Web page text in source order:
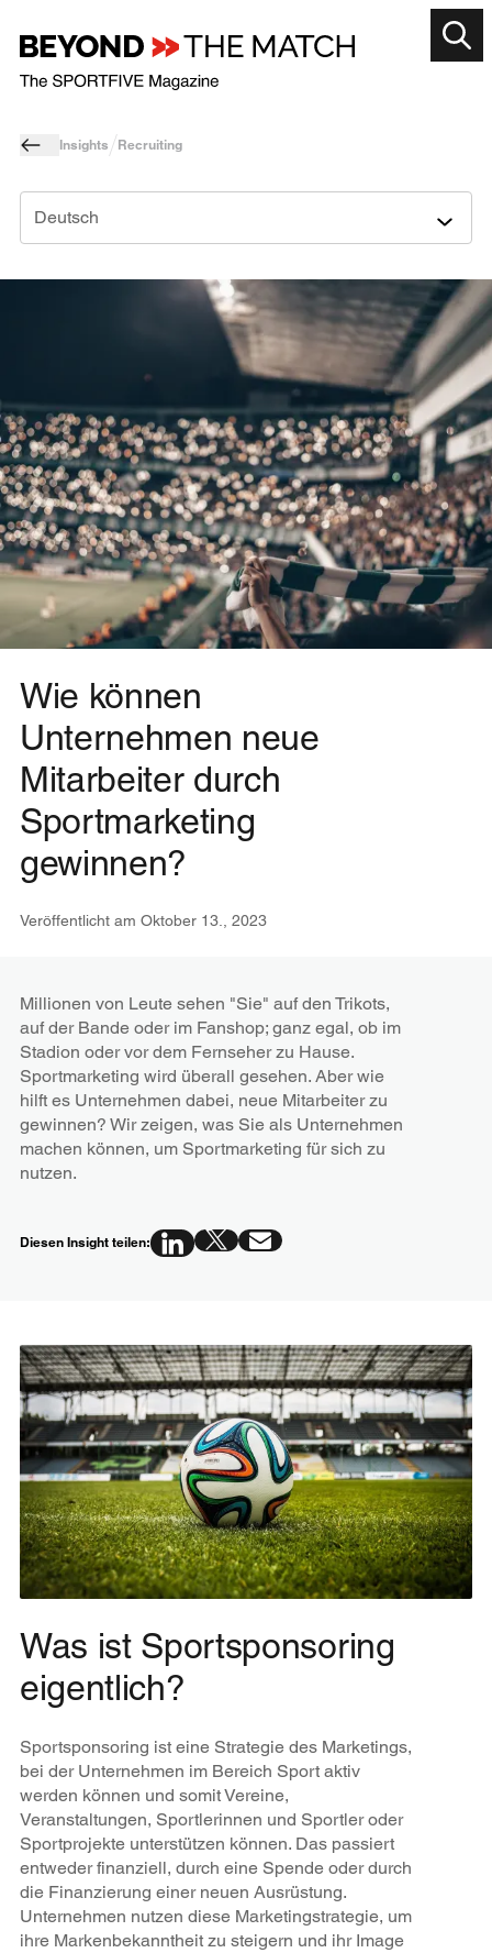
Insights Recruiting
Deutsch
Wie können
Unternehmen neue
Mitarbeiter durch
Sportmarketing
gewinnen?
Veröffentlicht am Oktober 13., 2023
Millionen von Leute sehen "Sie" auf den Trikots,
auf der Bande oder im Fanshop; ganz egal, ob im
Stadion oder vor dem Fernseher zu Hause.
Sportmarketing wird überall gesehen. Aber wie
hilft es Unternehmen dabei, neue Mitarbeiter zu
gewinnen? Wir zeigen, was Sie als Unternehmen
machen können, um Sportmarketing für sich zu
nutzen.
Diesen Insight teilen:
Was ist Sportsponsoring
eigentlich?
Sportsponsoring ist eine Strategie des Marketings,
bei der Unternehmen im Bereich Sport aktiv
werden können und somit Vereine,
Veranstaltungen, Sportlerinnen und Sportler oder
Sportprojekte unterstützen können. Das passiert
entweder finanziell, durch eine Spende oder durch
die Finanzierung einer neuen Ausrüstung.
Unternehmen nutzen diese Marketingstrategie, um
ihre Markenbekanntheit zu steigern und ihr Image